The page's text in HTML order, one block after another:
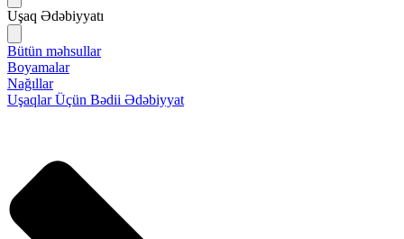
Uşaq Ədəbiyyatı
Bütün məhsullar
Boyamalar
Nağıllar
Uşaqlar Üçün Bədii Ədəbiyyat